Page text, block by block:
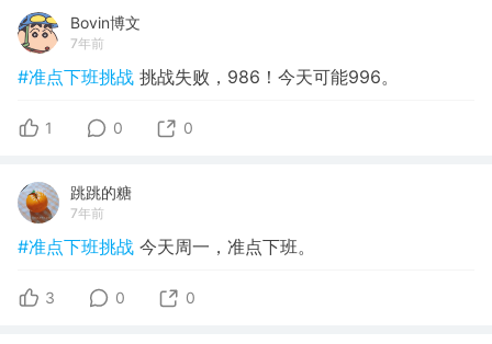
Bovin博文
7年前
#准点下班挑战 挑战失败，986！今天可能996。
1 0 0
跳跳的糖
7年前
#准点下班挑战 今天周一，准点下班。
3 0 0